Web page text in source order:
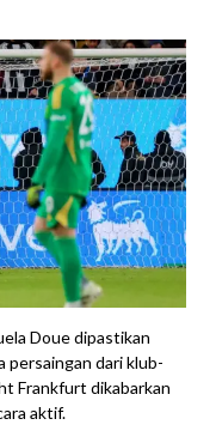
Doue dipastikan
persaingan dari klub-
Frankfurt dikabarkan
aktif.